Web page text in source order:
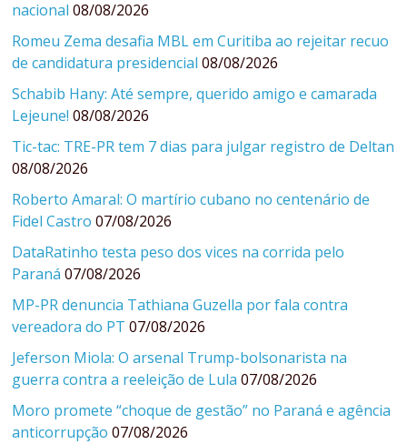
nacional 08/08/2026
Romeu Zema desafia MBL em Curitiba ao rejeitar recuo
de candidatura presidencial 08/08/2026
Schabib Hany: Até sempre, querido amigo e camarada
Lejeune! 08/08/2026
Tic-tac: TRE-PR tem 7 dias para julgar registro de Deltan
08/08/2026
Roberto Amaral: O martírio cubano no centenário de
Fidel Castro 07/08/2026
DataRatinho testa peso dos vices na corrida pelo
Paraná 07/08/2026
MP-PR denuncia Tathiana Guzella por fala contra
vereadora do PT 07/08/2026
Jeferson Miola: O arsenal Trump-bolsonarista na
guerra contra a reeleição de Lula 07/08/2026
Moro promete “choque de gestão” no Paraná e agência
anticorrupção 07/08/2026